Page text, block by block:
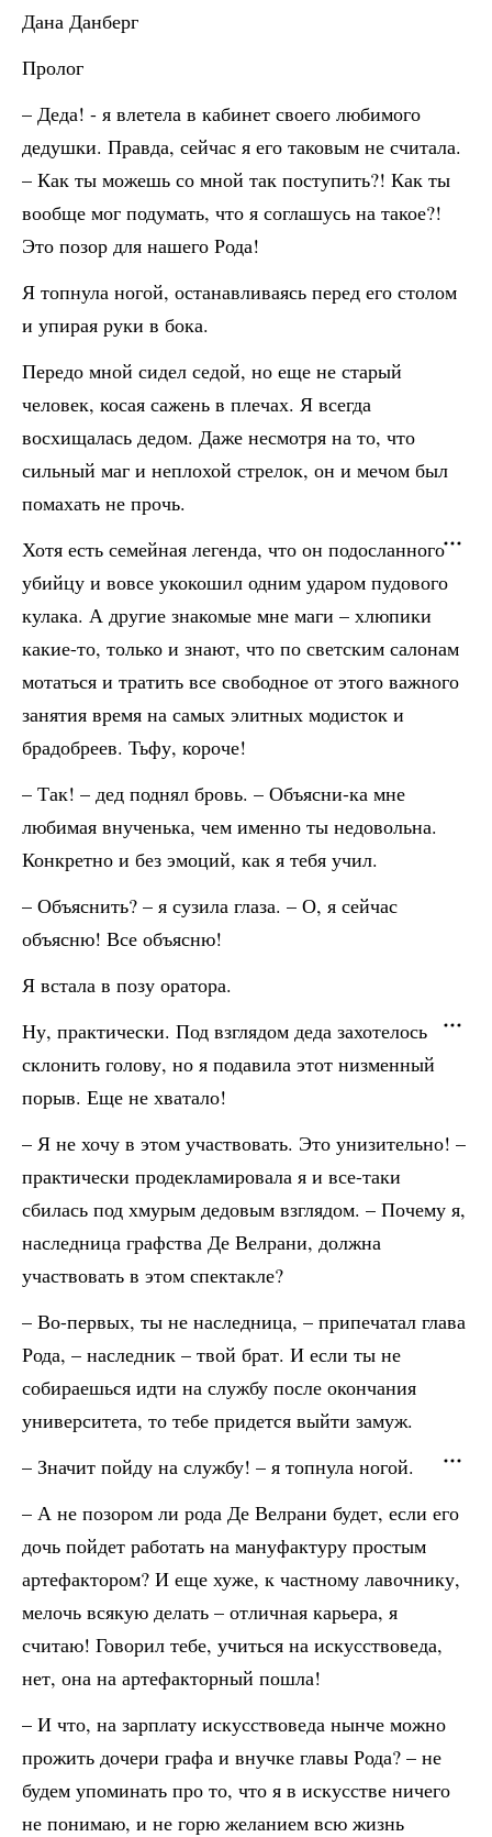
Дана Данберг
Пролог
– Деда! - я влетела в кабинет своего любимого
дедушки. Правда, сейчас я его таковым не считала.
– Как ты можешь со мной так поступить?! Как ты
вообще мог подумать, что я соглашусь на такое?!
Это позор для нашего Рода!
Я топнула ногой, останавливаясь перед его столом
и упирая руки в бока.
Передо мной сидел седой, но еще не старый
человек, косая сажень в плечах. Я всегда
восхищалась дедом. Даже несмотря на то, что
сильный маг и неплохой стрелок, он и мечом был
помахать не прочь.
Хотя есть семейная легенда, что он подосланного
убийцу и вовсе укокошил одним ударом пудового
кулака. А другие знакомые мне маги – хлюпики
какие-то, только и знают, что по светским салонам
мотаться и тратить все свободное от этого важного
занятия время на самых элитных модисток и
брадобреев. Тьфу, короче!
– Так! – дед поднял бровь. – Объясни-ка мне
любимая внученька, чем именно ты недовольна.
Конкретно и без эмоций, как я тебя учил.
– Объяснить? – я сузила глаза. – О, я сейчас
объясню! Все объясню!
Я встала в позу оратора.
Ну, практически. Под взглядом деда захотелось
склонить голову, но я подавила этот низменный
порыв. Еще не хватало!
– Я не хочу в этом участвовать. Это унизительно! –
практически продекламировала я и все-таки
сбилась под хмурым дедовым взглядом. – Почему я,
наследница графства Де Велрани, должна
участвовать в этом спектакле?
– Во-первых, ты не наследница, – припечатал глава
Рода, – наследник – твой брат. И если ты не
собираешься идти на службу после окончания
университета, то тебе придется выйти замуж.
– Значит пойду на службу! – я топнула ногой.
– А не позором ли рода Де Велрани будет, если его
дочь пойдет работать на мануфактуру простым
артефактором? И еще хуже, к частному лавочнику,
мелочь всякую делать – отличная карьера, я
считаю! Говорил тебе, учиться на искусствоведа,
нет, она на артефакторный пошла!
– И что, на зарплату искусствоведа нынче можно
прожить дочери графа и внучке главы Рода? – не
будем упоминать про то, что я в искусстве ничего
не понимаю, и не горю желанием всю жизнь